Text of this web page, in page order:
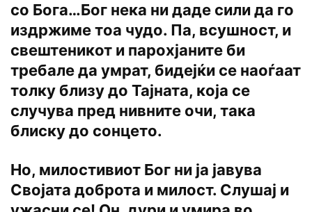
со Бога…Бог нека ни даде сили да го
издржиме тоа чудо. Па, всушност, и
свештеникот и парохјаните би
требале да умрат, бидејќи се наоѓаат
толку близу до Тајната, која се
случува пред нивните очи, така
блиску до сонцето.
Но, милостивиот Бог ни ја јавува
Својата доброта и милост. Слушај и